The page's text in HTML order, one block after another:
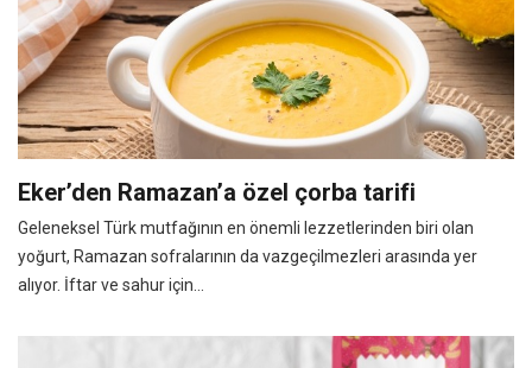
Eker’den Ramazan’a özel çorba tarifi
Geleneksel Türk mutfağının en önemli lezzetlerinden biri olan
yoğurt, Ramazan sofralarının da vazgeçilmezleri arasında yer
alıyor. İftar ve sahur için...